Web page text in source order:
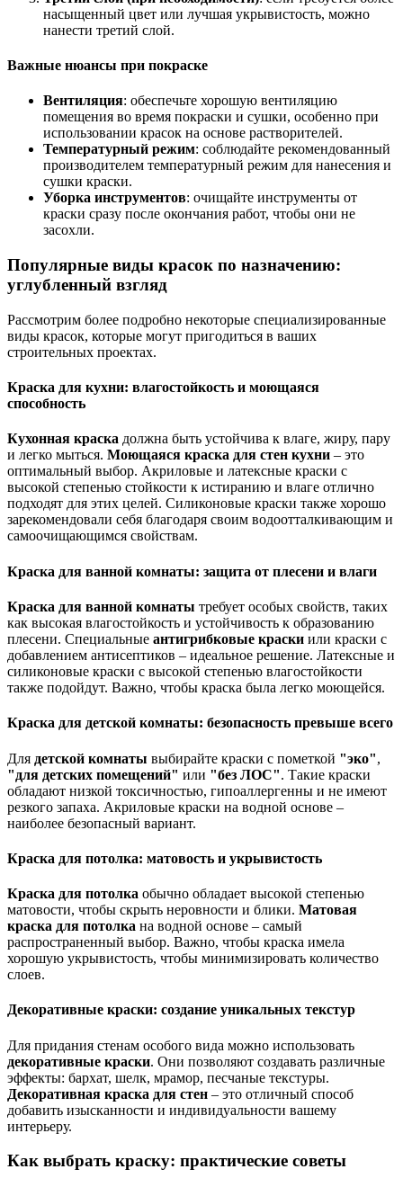
насыщенный цвет или лучшая укрывистость, можно
нанести третий слой.
Важные нюансы при покраске
Вентиляция: обеспечьте хорошую вентиляцию
помещения во время покраски и сушки, особенно при
использовании красок на основе растворителей.
Температурный режим: соблюдайте рекомендованный
производителем температурный режим для нанесения и
сушки краски.
Уборка инструментов: очищайте инструменты от
краски сразу после окончания работ, чтобы они не
засохли.
Популярные виды красок по назначению:
углубленный взгляд
Рассмотрим более подробно некоторые специализированные
виды красок, которые могут пригодиться в ваших
строительных проектах.
Краска для кухни: влагостойкость и моющаяся
способность
Кухонная краска должна быть устойчива к влаге, жиру, пару
и легко мыться. Моющаяся краска для стен кухни – это
оптимальный выбор. Акриловые и латексные краски с
высокой степенью стойкости к истиранию и влаге отлично
подходят для этих целей. Силиконовые краски также хорошо
зарекомендовали себя благодаря своим водоотталкивающим и
самоочищающимся свойствам.
Краска для ванной комнаты: защита от плесени и влаги
Краска для ванной комнаты требует особых свойств, таких
как высокая влагостойкость и устойчивость к образованию
плесени. Специальные антигрибковые краски или краски с
добавлением антисептиков – идеальное решение. Латексные и
силиконовые краски с высокой степенью влагостойкости
также подойдут. Важно, чтобы краска была легко моющейся.
Краска для детской комнаты: безопасность превыше всего
Для детской комнаты выбирайте краски с пометкой "эко",
"для детских помещений" или "без ЛОС". Такие краски
обладают низкой токсичностью, гипоаллергенны и не имеют
резкого запаха. Акриловые краски на водной основе –
наиболее безопасный вариант.
Краска для потолка: матовость и укрывистость
Краска для потолка обычно обладает высокой степенью
матовости, чтобы скрыть неровности и блики. Матовая
краска для потолка на водной основе – самый
распространенный выбор. Важно, чтобы краска имела
хорошую укрывистость, чтобы минимизировать количество
слоев.
Декоративные краски: создание уникальных текстур
Для придания стенам особого вида можно использовать
декоративные краски. Они позволяют создавать различные
эффекты: бархат, шелк, мрамор, песчаные текстуры.
Декоративная краска для стен – это отличный способ
добавить изысканности и индивидуальности вашему
интерьеру.
Как выбрать краску: практические советы